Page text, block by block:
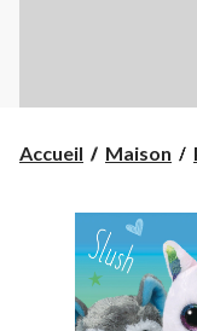
Accueil Maison